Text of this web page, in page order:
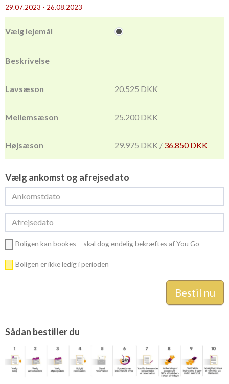
29.07.2023 - 26.08.2023
20.525 DKK
25.200 DKK
29.975 DKK / 36.850 DKK
Vælg ankomst og afrejsedato
Boligen kan bookes – skal dog endelig bekræftes af You Go
Boligen er ikke ledig i perioden
Sådan bestiller du